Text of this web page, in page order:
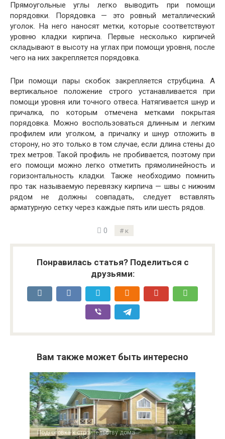
Прямоугольные углы легко выводить при помощи
порядовки. Порядовка — это ровный металлический
уголок. На него наносят метки, которые соответствуют
уровню кладки кирпича. Первые несколько кирпичей
складывают в высоту на углах при помощи уровня, после
чего на них закрепляется порядовка.
При помощи пары скобок закрепляется струбцина. А
вертикальное положение строго устанавливается при
помощи уровня или точного отвеса. Натягивается шнур и
причалка, по которым отмечена метками покрытая
порядовка. Можно воспользоваться длинным и легким
профилем или уголком, а причалку и шнур отложить в
сторону, но это только в том случае, если длина стены до
трех метров. Такой профиль не пробивается, поэтому при
его помощи можно легко отметить прямолинейность и
горизонтальность кладки. Также необходимо помнить
про так называемую перевязку кирпича — швы с нижним
рядом не должны совпадать, следует вставлять
арматурную сетку через каждые пять или шесть рядов.
0 к
Понравилась статья? Поделиться с
друзьями:
Вам также может быть интересно
Подготовка к строительству дома 0